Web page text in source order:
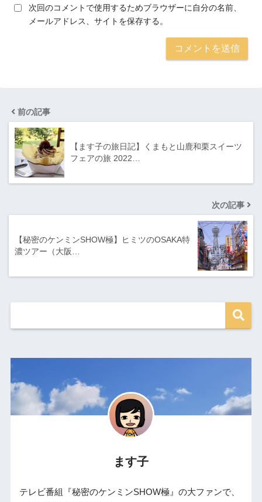
次回のコメントで使用するためブラウザーに自分の名前、
メールアドレス、サイトを保存する。
前の記事
【ます子の旅日記】くまもと山鹿和栗スイーツ
フェアの旅 2022…
次の記事
【秘密のケンミンSHOW極】ヒミツのOSAKA特
濃ツアー（大阪…
ます子
テレビ番組『秘密のケンミンSHOW極』の大ファンで、